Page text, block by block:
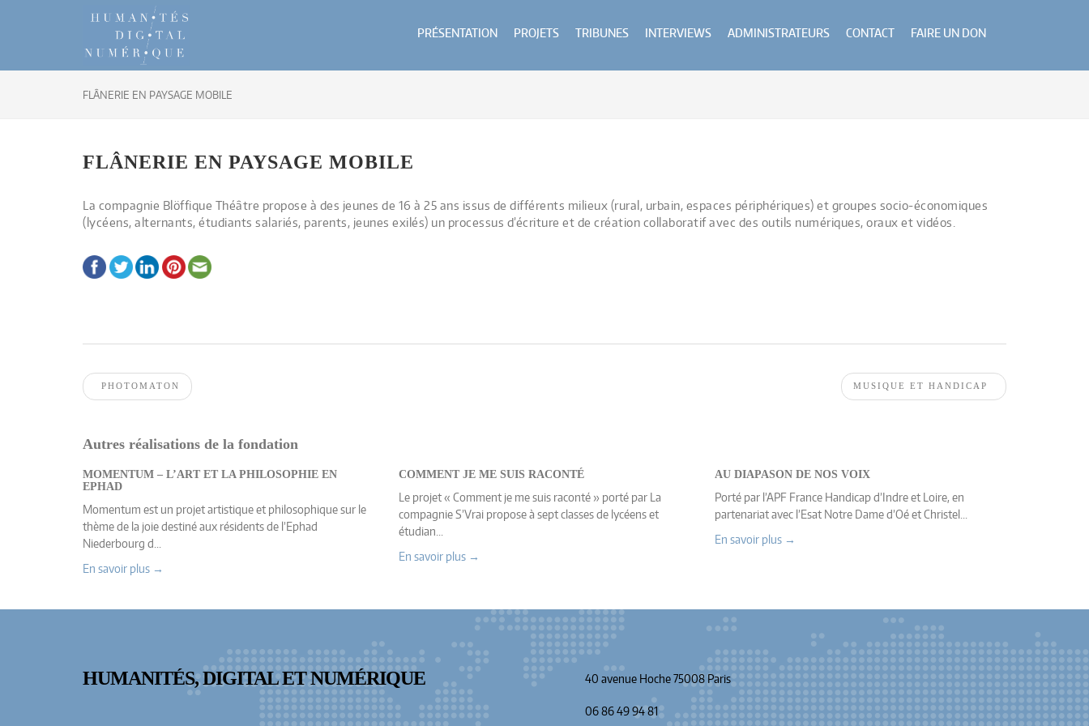
PRÉSENTATION PROJETS TRIBUNES INTERVIEWS ADMINISTRATEURS CONTACT FAIRE UN DON
FLÂNERIE EN PAYSAGE MOBILE
FLÂNERIE EN PAYSAGE MOBILE
La compagnie Blöffique Théâtre propose à des jeunes de 16 à 25 ans issus de différents milieux (rural, urbain, espaces périphériques) et groupes socio-économiques
(lycéens, alternants, étudiants salariés, parents, jeunes exilés) un processus d’écriture et de création collaboratif avec des outils numériques, oraux et vidéos.
PHOTOMATON MUSIQUE ET HANDICAP
Autres réalisations de la fondation
MOMENTUM – L’ART ET LA PHILOSOPHIE EN
EPHAD
Momentum est un projet artistique et philosophique sur le
thème de la joie destiné aux résidents de l’Ephad
Niederbourg d...
En savoir plus →
COMMENT JE ME SUIS RACONTÉ
Le projet « Comment je me suis raconté » porté par La
compagnie S’Vrai propose à sept classes de lycéens et
étudian...
En savoir plus →
AU DIAPASON DE NOS VOIX
Porté par l’APF France Handicap d’Indre et Loire, en
partenariat avec l’Esat Notre Dame d’Oé et Christel...
En savoir plus →
HUMANITÉS, DIGITAL ET NUMÉRIQUE 40 avenue Hoche 75008 Paris
06 86 49 94 81